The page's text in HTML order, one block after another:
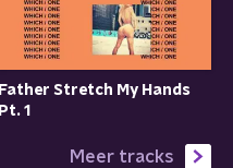
Father Stretch My Hands
Pt. 1
Meer tracks